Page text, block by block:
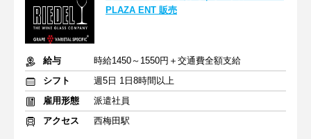
PLAZA ENT 販売
給与
時給1450～1550円＋交通費全額支給
シフト
週5日 1日8時間以上
雇用形態
派遣社員
アクセス
西梅田駅